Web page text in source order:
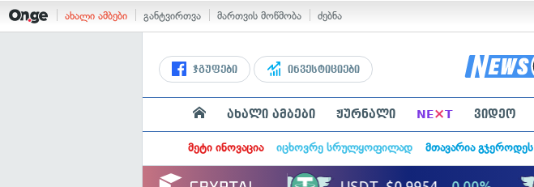
ახალი ამბები განტვირთვა მართვის მოწმობა ძებნა
ჯგუფები ინვესტიციები
ახალი ამბები ჟურნალი NE×T ვიდეო
მეტი ინოვაცია იცხოვრე სრულყოფილად მთავარია გჯეროდეს